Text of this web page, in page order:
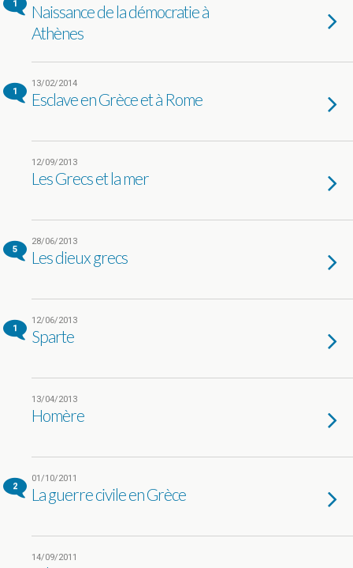
1
Naissance de la démocratie à
Athènes
1
13/02/2014
Esclave en Grèce et à Rome
12/09/2013
Les Grecs et la mer
5
28/06/2013
Les dieux grecs
1
12/06/2013
Sparte
13/04/2013
Homère
2
01/10/2011
La guerre civile en Grèce
14/09/2011